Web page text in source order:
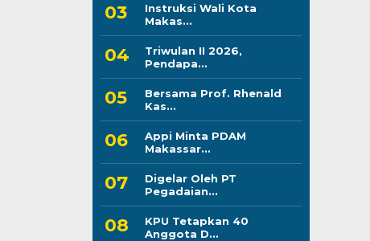
Instruksi Wali Kota
Makas...
Triwulan II 2026,
Pendapa...
Bersama Prof. Rhenald
Kas...
Appi Minta PDAM
Makassar...
Digelar Oleh PT
Pegadaian...
KPU Tetapkan 40
Anggota D...